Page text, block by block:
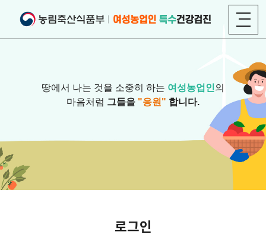
땅에서 나는 것을 소중히 하는 여성농업인의
마음처럼 그들을 "응원" 합니다.
로그인